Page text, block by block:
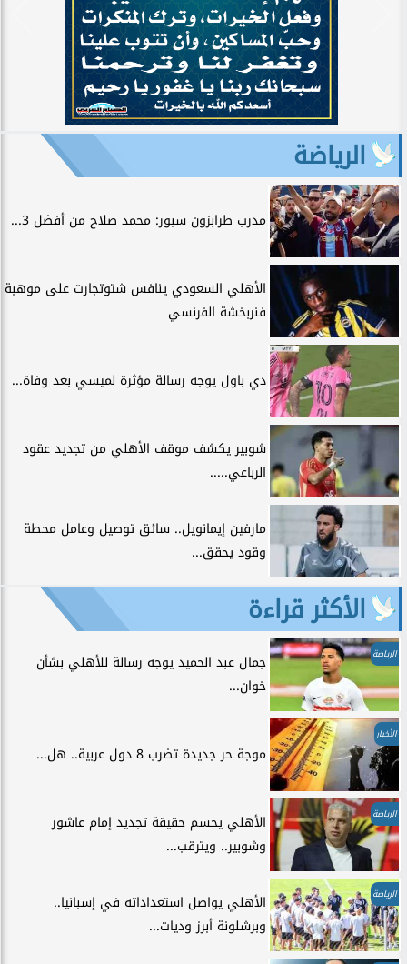
الرياضة
مدرب طرابزون سبور: محمد صلاح من أفضل 3...
الأهلي السعودي ينافس شتوتجارت على موهبة
فنربخشة الفرنسي
دي باول يوجه رسالة مؤثرة لميسي بعد وفاة...
شوبير يكشف موقف الأهلي من تجديد عقود
الرباعي.....
مارفين إيمانويل.. سائق توصيل وعامل محطة
وقود يحقق...
الأكثر قراءة
الرياضة
جمال عبد الحميد يوجه رسالة للأهلي بشأن
خوان...
الأخبار
موجة حر جديدة تضرب 8 دول عربية.. هل...
الرياضة
الأهلي يحسم حقيقة تجديد إمام عاشور
وشوبير.. ويترقب...
الرياضة
الأهلي يواصل استعداداته في إسبانيا..
وبرشلونة أبرز وديات...